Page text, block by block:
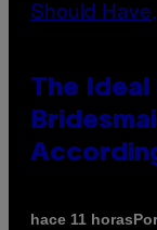
The
hace 11 horas